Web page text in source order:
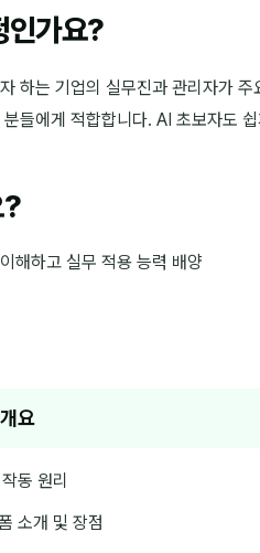
인가요?
하는 기업의 실무진과 관리자가
들에게 적합합니다. AI 초보자도
해하고 실무 적용 능력 배양
요
동 원리
소개 및 장점